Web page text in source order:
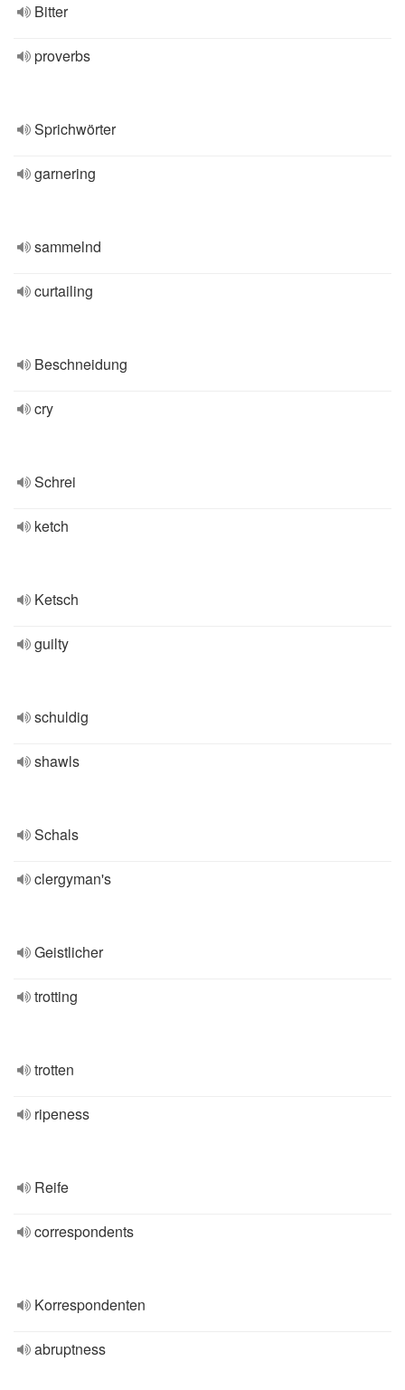
Bitter
proverbs
Sprichwörter
garnering
sammelnd
curtailing
Beschneidung
cry
Schrei
ketch
Ketsch
guilty
schuldig
shawls
Schals
clergyman's
Geistlicher
trotting
trotten
ripeness
Reife
correspondents
Korrespondenten
abruptness